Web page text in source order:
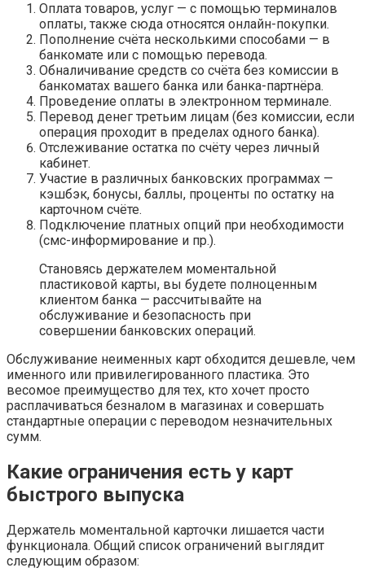
Оплата товаров, услуг — с помощью терминалов
оплаты, также сюда относятся онлайн-покупки.
Пополнение счёта несколькими способами — в
банкомате или с помощью перевода.
Обналичивание средств со счёта без комиссии в
банкоматах вашего банка или банка-партнёра.
Проведение оплаты в электронном терминале.
Перевод денег третьим лицам (без комиссии, если
операция проходит в пределах одного банка).
Отслеживание остатка по счёту через личный
кабинет.
Участие в различных банковских программах —
кэшбэк, бонусы, баллы, проценты по остатку на
карточном счёте.
Подключение платных опций при необходимости
(смс-информирование и пр.).
Становясь держателем моментальной
пластиковой карты, вы будете полноценным
клиентом банка — рассчитывайте на
обслуживание и безопасность при
совершении банковских операций.
Обслуживание неименных карт обходится дешевле, чем
именного или привилегированного пластика. Это
весомое преимущество для тех, кто хочет просто
расплачиваться безналом в магазинах и совершать
стандартные операции с переводом незначительных
сумм.
Какие ограничения есть у карт
быстрого выпуска
Держатель моментальной карточки лишается части
функционала. Общий список ограничений выглядит
следующим образом: